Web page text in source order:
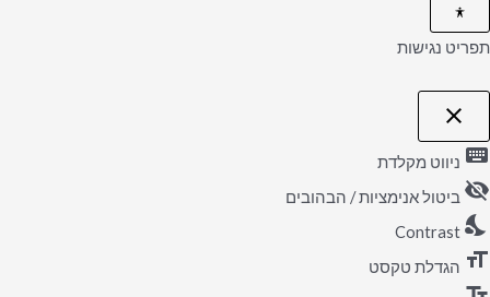
תפריט נגישות
close
פתיחה
וסגירה
של
תפריט
הנגישות
keyboard ניווט מקלדת
visibility_off ביטול אנימציות / הבהובים
nights_stay
Contrast
format_size הגדלת טקסט